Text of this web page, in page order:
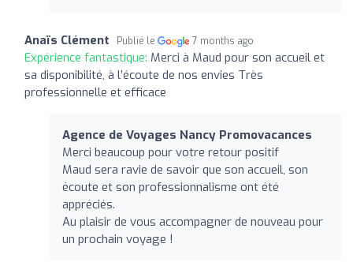
Anaïs Clément Publié le 7 months ago
Expérience fantastique: Merci à Maud pour son accueil et
sa disponibilité, à l’écoute de nos envies Très
professionnelle et efficace
Agence de Voyages Nancy Promovacances
Merci beaucoup pour votre retour positif
Maud sera ravie de savoir que son accueil, son
écoute et son professionnalisme ont été
appréciés.
Au plaisir de vous accompagner de nouveau pour
un prochain voyage !